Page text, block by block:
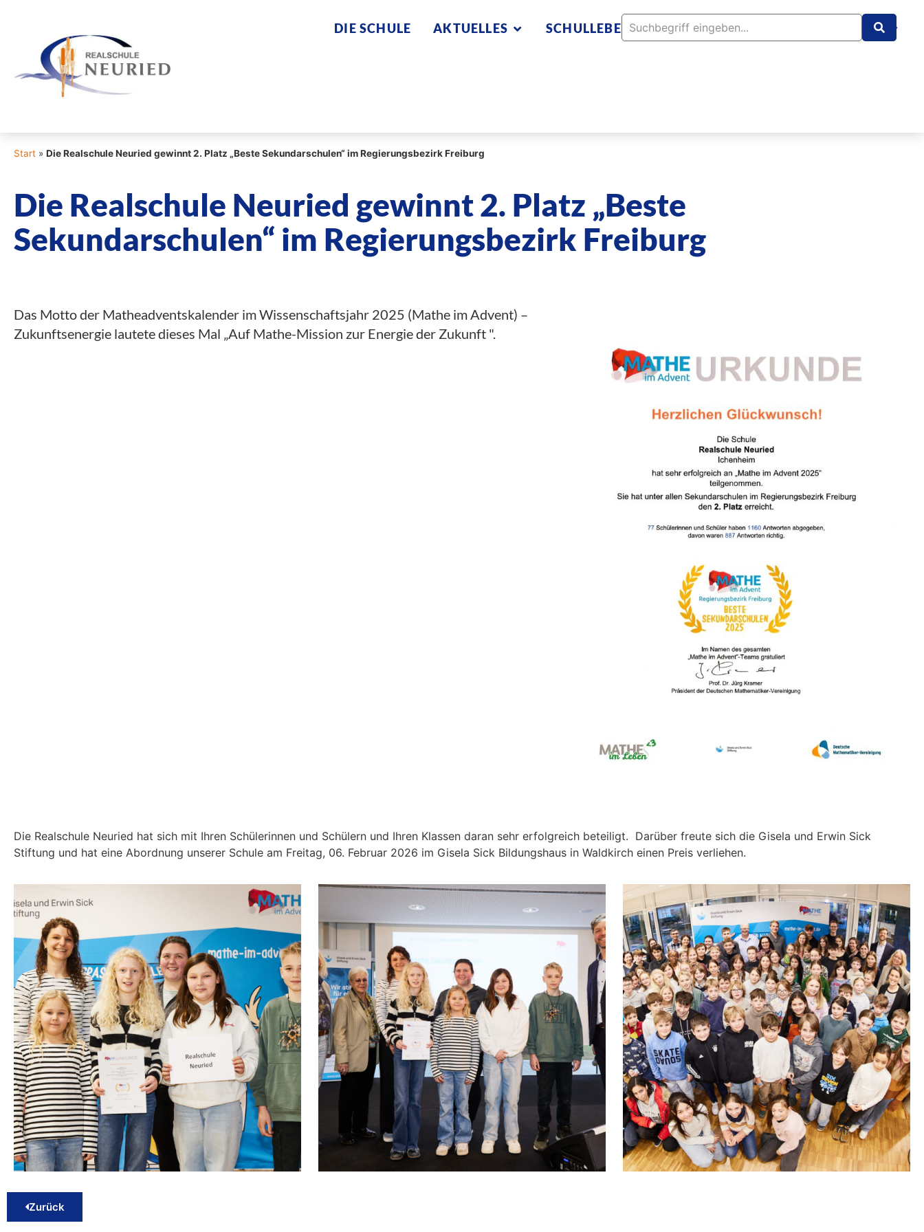
DIE SCHULE AKTUELLES SCHULLEBEN TEAM INFO KONTAKT
Start » Die Realschule Neuried gewinnt 2. Platz „Beste Sekundarschulen“ im Regierungsbezirk Freiburg
Die Realschule Neuried gewinnt 2. Platz „Beste
Sekundarschulen“ im Regierungsbezirk Freiburg
Das Motto der Matheadventskalender im Wissenschaftsjahr 2025 (Mathe im Advent) –
Zukunftsenergie lautete dieses Mal „Auf Mathe-Mission zur Energie der Zukunft ".
Die Realschule Neuried hat sich mit Ihren Schülerinnen und Schülern und Ihren Klassen daran sehr erfolgreich beteiligt. Darüber freute sich die Gisela und Erwin Sick
Stiftung und hat eine Abordnung unserer Schule am Freitag, 06. Februar 2026 im Gisela Sick Bildungshaus in Waldkirch einen Preis verliehen.
Zurück